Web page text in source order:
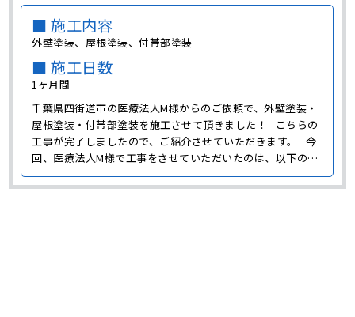
■ 施工内容
外壁塗装、屋根塗装、付帯部塗装
■ 施工日数
1ヶ月間
千葉県四街道市の医療法人M様からのご依頼で、外壁塗装・
屋根塗装・付帯部塗装を施工させて頂きました！ こちらの
工事が完了しましたので、ご紹介させていただきます。 今
回、医療法人M様で工事をさせていただいたのは、以下の部
分になります。 外壁塗装 医療法人M様の工事では、外壁塗
装を行わせて頂きました。 医療法人様の建物とい･･･